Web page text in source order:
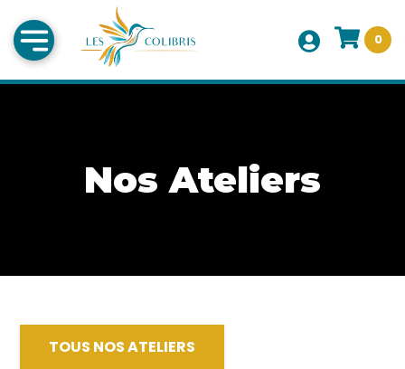
0
Nos Ateliers
TOUS NOS ATELIERS